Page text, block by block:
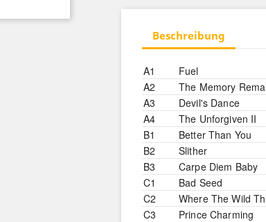
Beschreibung
A1
Fuel
A2
The Memory
A3
Devil's Dance
A4
The Unforgiven II
B1
Better Than You
B2
Slither
B3
Carpe Diem Baby
C1
Bad Seed
C2
Where The Wild
C3
Prince Charming